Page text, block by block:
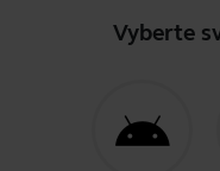
Vyberte